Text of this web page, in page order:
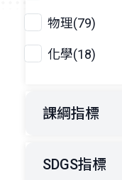
物理(79)
化學(18)
課綱指標
SDGS指標